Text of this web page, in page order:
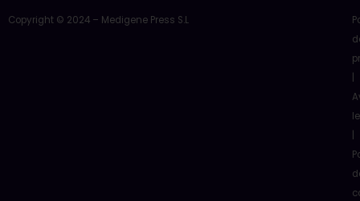
Copyright © 2024 – Medigene Press S.L